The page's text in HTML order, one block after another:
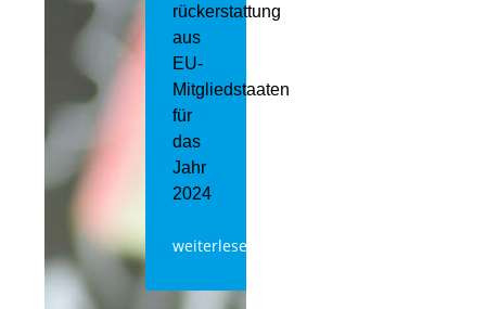
rückerstattung
aus
EU-
Mitgliedstaaten
für
das
Jahr
2024
weiterlesen